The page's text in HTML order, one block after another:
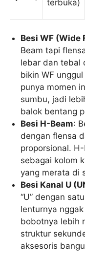
terbuka)
Besi WF (Wide
Beam tapi
lebar dan tebal
bikin WF
punya momen
sumbu, jadi
balok bentang
Besi H-Beam:
dengan flensa
proporsional.
sebagai kolom
yang merata di
Besi Kanal U
“U” dengan
lenturnya
bobotnya lebih
struktur
aksesoris